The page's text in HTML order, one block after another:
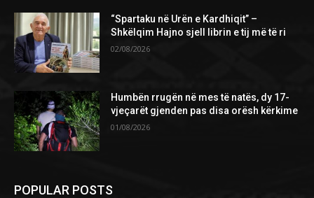
“Spartaku në Urën e Kardhiqit” –
Shkëlqim Hajno sjell librin e tij më të ri
02/08/2026
Humbën rrugën në mes të natës, dy 17-
vjeçarët gjenden pas disa orësh kërkime
01/08/2026
POPULAR POSTS